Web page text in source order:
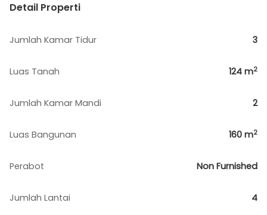
Detail Properti
Jumlah Kamar Tidur 3
Luas Tanah 124 m2
Jumlah Kamar Mandi 2
Luas Bangunan 160 m2
Perabot Non Furnished
Jumlah Lantai 4